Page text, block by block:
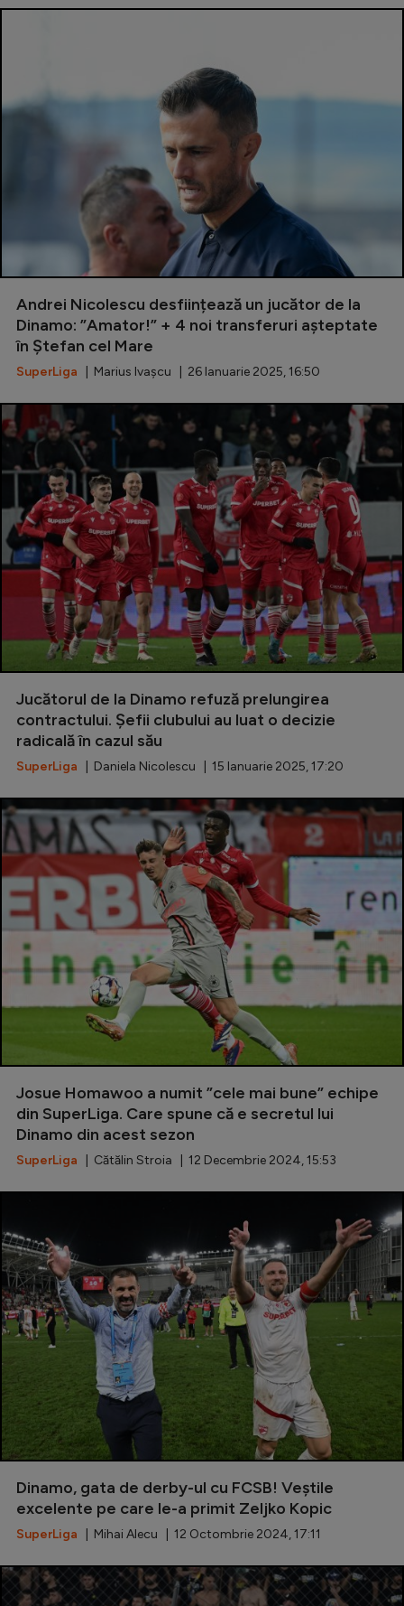
Andrei Nicolescu desființează un jucător de la
Dinamo: ”Amator!” + 4 noi transferuri așteptate
în Ștefan cel Mare
SuperLiga | Marius Ivașcu | 26 Ianuarie 2025, 16:50
Jucătorul de la Dinamo refuză prelungirea
contractului. Șefii clubului au luat o decizie
radicală în cazul său
SuperLiga | Daniela Nicolescu | 15 Ianuarie 2025, 17:20
Josue Homawoo a numit ”cele mai bune” echipe
din SuperLiga. Care spune că e secretul lui
Dinamo din acest sezon
SuperLiga | Cătălin Stroia | 12 Decembrie 2024, 15:53
Dinamo, gata de derby-ul cu FCSB! Veștile
excelente pe care le-a primit Zeljko Kopic
SuperLiga | Mihai Alecu | 12 Octombrie 2024, 17:11